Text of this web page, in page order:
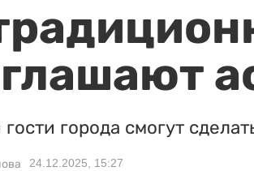
города смогут
24.12.2025, 15:27